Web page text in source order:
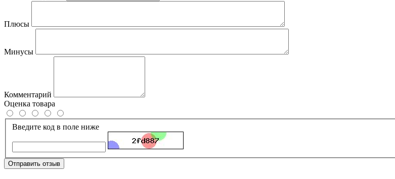
Плюсы
Минусы
Комментарий
Оценка товара
Введите код в поле ниже
Отправить отзыв